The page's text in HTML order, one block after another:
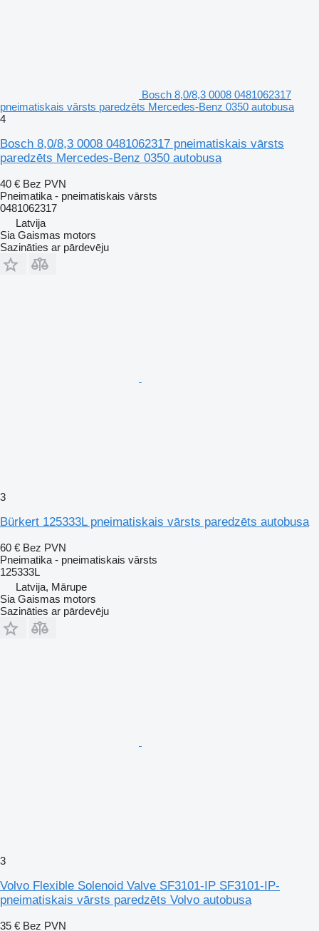
Bosch 8,0/8,3 0008 0481062317
pneimatiskais vārsts paredzēts Mercedes-Benz 0350 autobusa
4
Bosch 8,0/8,3 0008 0481062317 pneimatiskais vārsts
paredzēts Mercedes-Benz 0350 autobusa
40 € Bez PVN
Pneimatika - pneimatiskais vārsts
0481062317
Latvija
Sia Gaismas motors
Sazināties ar pārdevēju
3
Bürkert 125333L pneimatiskais vārsts paredzēts autobusa
60 € Bez PVN
Pneimatika - pneimatiskais vārsts
125333L
Latvija, Mārupe
Sia Gaismas motors
Sazināties ar pārdevēju
3
Volvo Flexible Solenoid Valve SF3101-IP SF3101-IP-
pneimatiskais vārsts paredzēts Volvo autobusa
35 € Bez PVN